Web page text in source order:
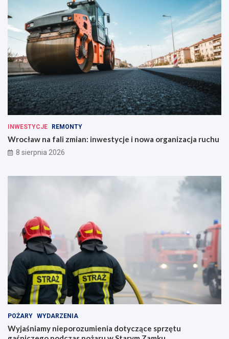
INWESTYCJE REMONTY
Wrocław na fali zmian: inwestycje i nowa organizacja ruchu
8 sierpnia 2026
POŻARY WYDARZENIA
Wyjaśniamy nieporozumienia dotyczące sprzętu